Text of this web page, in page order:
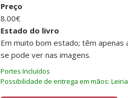
Preço
8.00€
Estado do livro
Em muito bom estado; têm apenas
se pode ver nas imagens.
Portes Incluídos
Possibilidade de entrega em mãos: